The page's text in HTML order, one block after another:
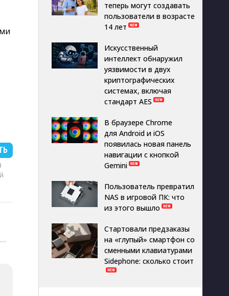
···
теперь могут создавать
пользователи в возрасте
14 лет
Искусственный
интеллект обнаружил
уязвимости в двух
криптографических
системах, включая
стандарт AES
В браузере Chrome
для Android и iOS
появилась новая панель
навигации с кнопкой
Gemini
Пользователь превратил
NAS в игровой ПК: что
из этого вышло
Стартовали предзаказы
на «глупый» смартфон со
сменными клавиатурами
Sidephone: сколько стоит